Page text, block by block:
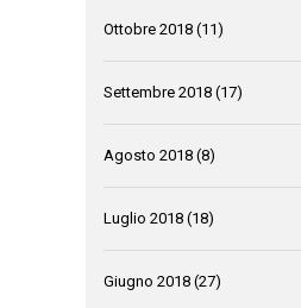
Ottobre 2018 (11)
Settembre 2018 (17)
Agosto 2018 (8)
Luglio 2018 (18)
Giugno 2018 (27)